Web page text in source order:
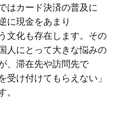
は​カード決済の​普及に​
に​現金を​あまり​
文化も​存在します。​その​
人に​とって​大きな​悩みの​
、​滞在先や​訪問先で​
受け付けて​もらえない」
。